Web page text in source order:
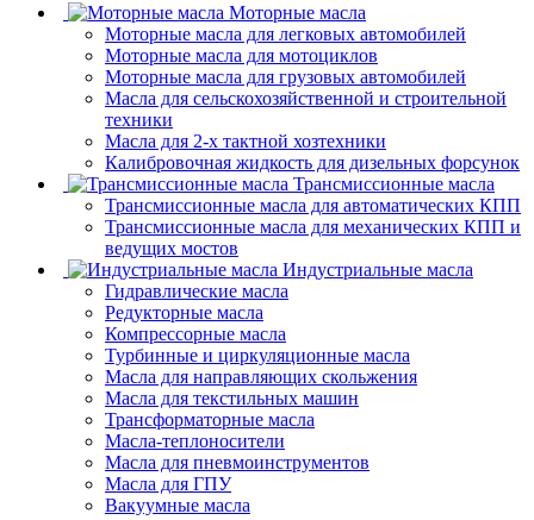
Моторные масла
Моторные масла для легковых автомобилей
Моторные масла для мотоциклов
Моторные масла для грузовых автомобилей
Масла для сельскохозяйственной и строительной
техники
Масла для 2-х тактной хозтехники
Калибровочная жидкость для дизельных форсунок
Трансмиссионные масла
Трансмиссионные масла для автоматических КПП
Трансмиссионные масла для механических КПП и
ведущих мостов
Индустриальные масла
Гидравлические масла
Редукторные масла
Компрессорные масла
Турбинные и циркуляционные масла
Масла для направляющих скольжения
Масла для текстильных машин
Трансформаторные масла
Масла-теплоносители
Масла для пневмоинструментов
Масла для ГПУ
Вакуумные масла